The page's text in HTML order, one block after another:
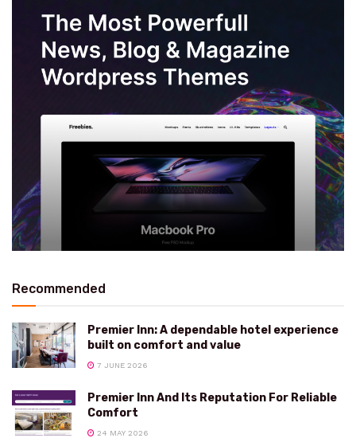
Recommended
Premier Inn: A dependable hotel experience
built on comfort and value
7 JUNE 2026
Premier Inn And Its Reputation For Reliable
Comfort
24 MAY 2026